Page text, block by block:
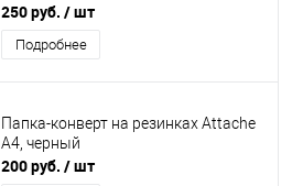
250 руб. / шт
Подробнее
Папка-конверт на резинках Attache
А4, черный
200 руб. / шт